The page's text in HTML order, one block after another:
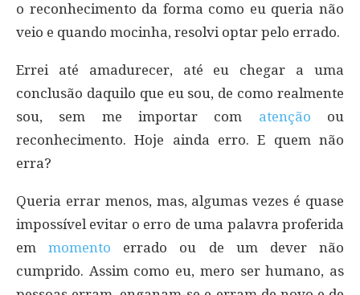
o reconhecimento da forma como eu queria não
veio e quando mocinha, resolvi optar pelo errado.
Errei até amadurecer, até eu chegar a uma
conclusão daquilo que eu sou, de como realmente
sou, sem me importar com atenção ou
reconhecimento. Hoje ainda erro. E quem não
erra?
Queria errar menos, mas, algumas vezes é quase
impossível evitar o erro de uma palavra proferida
emmomento errado ou de um dever não
cumprido. Assim como eu, mero ser humano, as